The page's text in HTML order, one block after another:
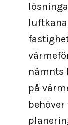
nämnts
på